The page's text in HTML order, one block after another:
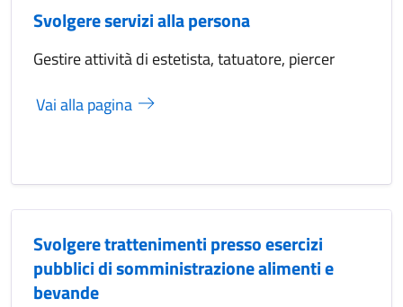
Svolgere servizi alla persona
Gestire attività di estetista, tatuatore, piercer
Vai alla pagina
Svolgere trattenimenti presso esercizi
pubblici di somministrazione alimenti e
bevande